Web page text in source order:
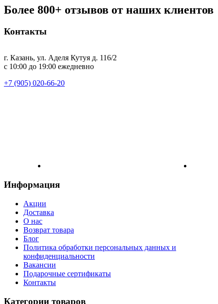
Более 800+ отзывов от наших клиентов
Контакты
г. Казань, ул. Аделя Кутуя д. 116/2
с 10:00 до 19:00 ежедневно
+7 (905) 020-66-20
Информация
Акции
Доставка
О нас
Возврат товара
Блог
Политика обработки персональных данных и
конфиденциальности
Вакансии
Подарочные сертификаты
Контакты
Категории товаров